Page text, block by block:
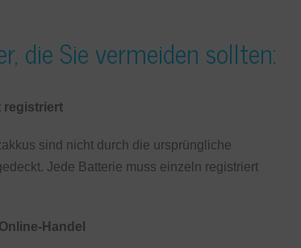
die Sie vermeiden sollten:
registriert
sind nicht durch die ursprüngliche
Jede Batterie muss einzeln registriert
Handel